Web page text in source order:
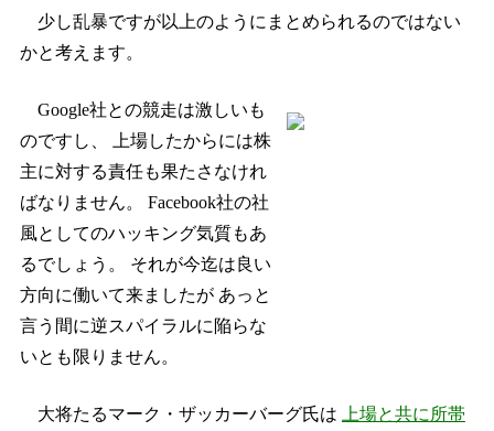
少し乱暴ですが以上のようにまとめられるのではない
かと考えます。
Google社との競走は激しいも
のですし、 上場したからには株
主に対する責任も果たさなけれ
ばなりません。 Facebook社の社
風としてのハッキング気質もあ
るでしょう。 それが今迄は良い
方向に働いて来ましたが あっと
言う間に逆スパイラルに陥らな
いとも限りません。
大将たるマーク・ザッカーバーグ氏は
上場と共に所帯